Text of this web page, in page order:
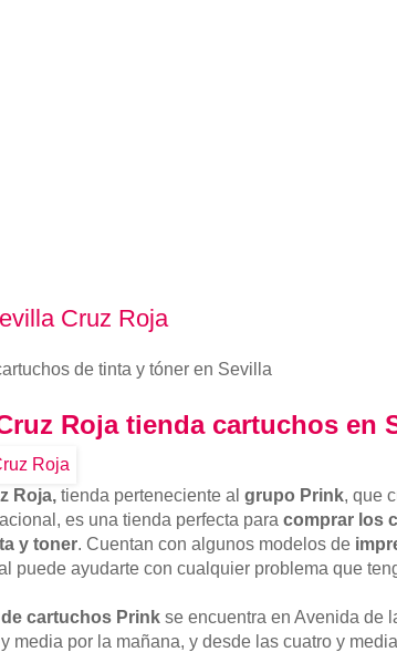
Cruz Roja
de tinta y tóner en Sevilla
Roja tienda cartuchos en
Roja, tienda perteneciente al grupo Prink, que
es una tienda perfecta para comprar los
y toner. Cuentan con algunos modelos de
puede ayudarte con cualquier problema que
cartuchos Prink se encuentra en Avenida de
media por la mañana, y desde las cuatro y